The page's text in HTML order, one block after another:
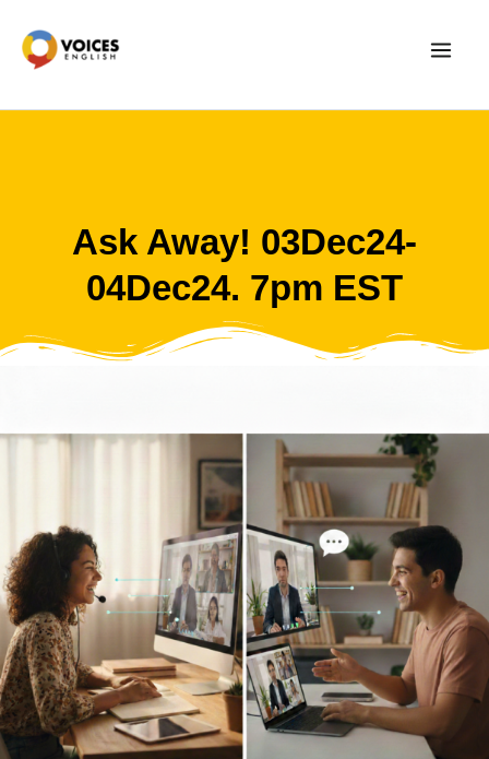
content
Ask Away! 03Dec24-
04Dec24. 7pm EST